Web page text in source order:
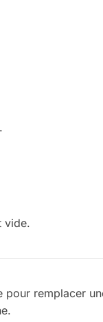
vide.
remplacer